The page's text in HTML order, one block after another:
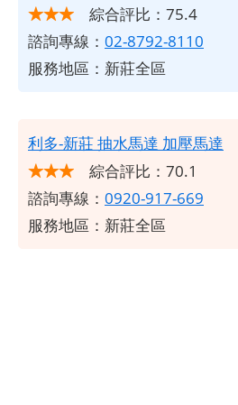
★★★ 綜合評比：75.4
諮詢專線： 02-8792-8110
服務地區：新莊全區
利多-新莊 抽水馬達 加壓馬達
★★★ 綜合評比：70.1
諮詢專線： 0920-917-669
服務地區：新莊全區